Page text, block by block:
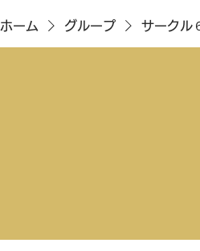
ホーム グループ サークル